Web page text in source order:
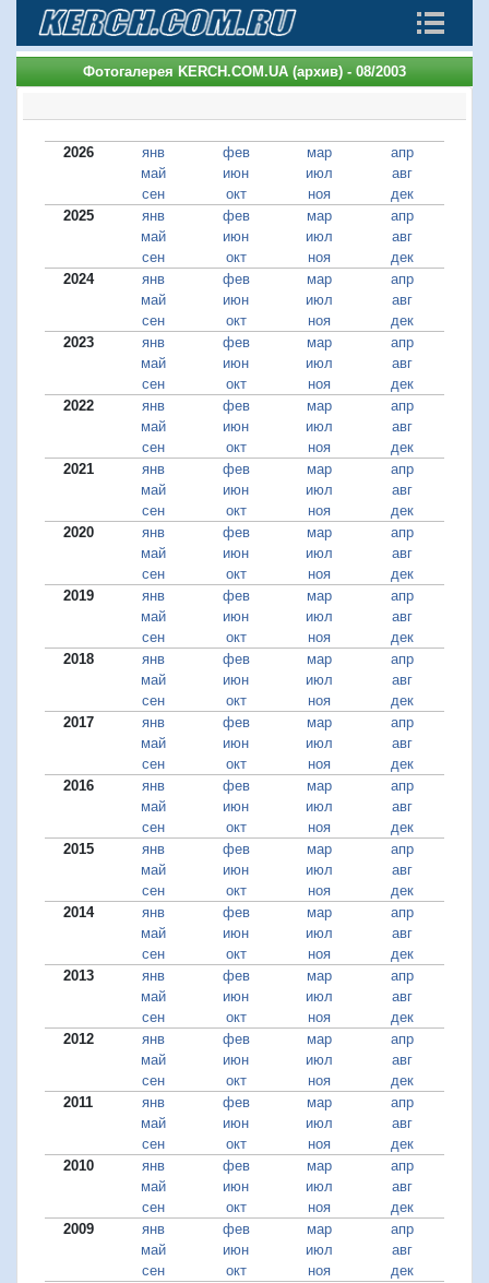
Фотогалерея KERCH.COM.UA (архив) - 08/2003
2026 янв фев мар
апр
май
июн июл
авг
сен
окт ноя
дек
2025
янв фев мар
апр
май
июн июл
авг
сен
окт ноя
дек
2024
янв фев мар
апр
май
июн июл
авг
сен
окт ноя
дек
2023
янв фев мар
апр
май
июн июл
авг
сен
окт ноя
дек
2022
янв фев мар
апр
май
июн июл
авг
сен
окт ноя
дек
2021
янв фев мар
апр
май
июн июл
авг
сен
окт ноя
дек
2020
янв фев мар
апр
май
июн июл
авг
сен
окт ноя
дек
2019
янв фев мар
апр
май
июн июл
авг
сен
окт ноя
дек
2018
янв фев мар
апр
май
июн июл
авг
сен
окт ноя
дек
2017
янв фев мар
апр
май
июн июл
авг
сен
окт ноя
дек
2016
янв фев мар
апр
май
июн июл
авг
сен
окт ноя
дек
2015
янв фев мар
апр
май
июн июл
авг
сен
окт ноя
дек
2014
янв фев мар
апр
май
июн июл
авг
сен
окт ноя
дек
2013
янв фев мар
апр
май
июн июл
авг
сен
окт ноя
дек
2012
янв фев мар
апр
май
июн июл
авг
сен
окт ноя
дек
2011
янв фев мар
апр
май
июн июл
авг
сен
окт ноя
дек
2010
янв фев мар
апр
май
июн июл
авг
сен
окт ноя
дек
2009
янв фев мар
апр
май
июн июл
авг
сен
окт ноя
дек